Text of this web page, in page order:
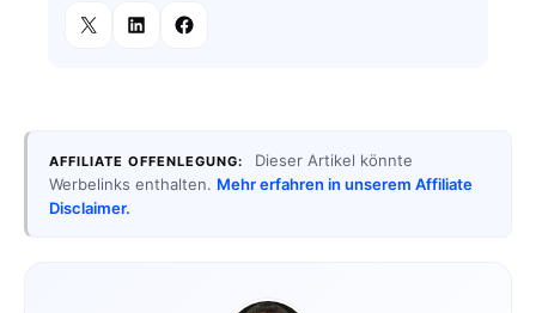
AFFILIATE OFFENLEGUNG:
Dieser Artikel könnte
Werbelinks enthalten. Mehr erfahren in unserem Affiliate
Disclaimer.